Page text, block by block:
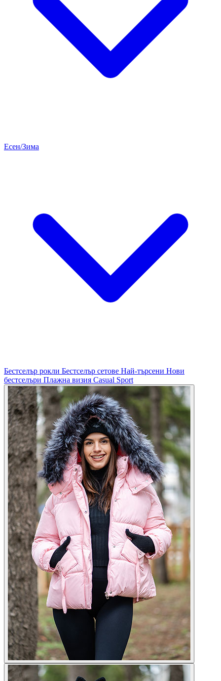
Есен/Зима
Бестселър рокли Бестселър сетове Най-търсени Нови
бестселъри Плажна визия Casual Sport